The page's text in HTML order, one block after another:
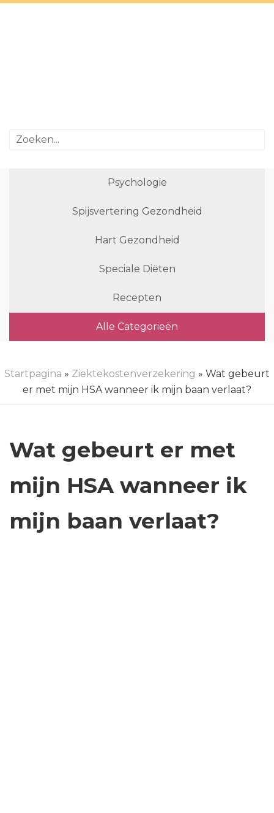
Psychologie
Spijsvertering Gezondheid
Hart Gezondheid
Speciale Diëten
Recepten
Alle Categorieën
Startpagina » Ziektekostenverzekering » Wat gebeurt
er met mijn HSA wanneer ik mijn baan verlaat?
Wat gebeurt er met
mijn HSA wanneer ik
mijn baan verlaat?